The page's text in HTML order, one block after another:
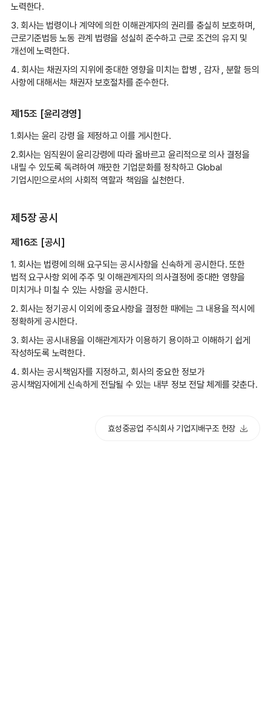
노력한다.
3. 회사는 법령이나 계약에 의한 이해관계자의 권리를 충실히 보호하며,
근로기준법등 노동 관계 법령을 성실히 준수하고 근로 조건의 유지 및
개선에 노력한다.
4. 회사는 채권자의 지위에 중대한 영향을 미치는 합병 , 감자 , 분할 등의
사항에 대해서는 채권자 보호절차를 준수한다.
제15조 [윤리경영]
1.회사는 윤리 강령 을 제정하고 이를 게시한다.
2.회사는 임직원이 윤리강령에 따라 올바르고 윤리적으로 의사 결정을
내릴 수 있도록 독려하여 깨끗한 기업문화를 정착하고 Global
기업시민으로서의 사회적 역할과 책임을 실천한다.
제5장 공시
제16조 [공시]
1. 회사는 법령에 의해 요구되는 공시사항을 신속하게 공시한다. 또한
법적 요구사항 외에 주주 및 이해관계자의 의사결정에 중대한 영향을
미치거나 미칠 수 있는 사항을 공시한다.
2. 회사는 정기공시 이외에 중요사항을 결정한 때에는 그 내용을 적시에
정확하게 공시한다.
3. 회사는 공시내용을 이해관계자가 이용하기 용이하고 이해하기 쉽게
작성하도록 노력한다.
4. 회사는 공시책임자를 지정하고, 회사의 중요한 정보가
공시책임자에게 신속하게 전달될 수 있는 내부 정보 전달 체계를 갖춘다.
효성중공업 주식회사 기업지배구조 헌장